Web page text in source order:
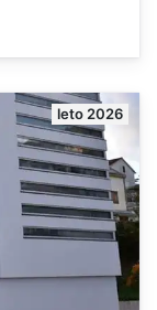
leto 2026